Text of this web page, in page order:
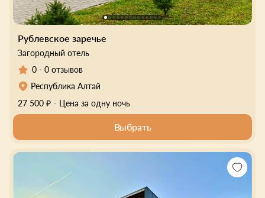
Рублевское заречье
Загородный отель
0
0 отзывов
Республика Алтай
27 500 ₽
Цена за одну ночь
Выбрать